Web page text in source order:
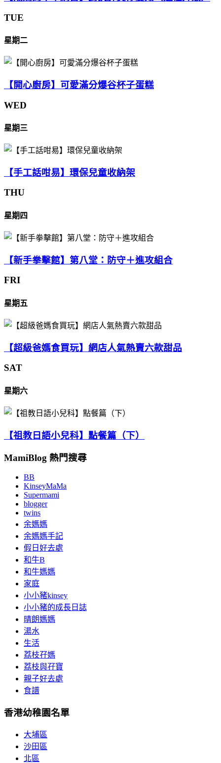
TUE
星期二
【開心廚房】可愛滿分爆谷杯子蛋糕
WED
星期三
【手工話咁易】環保兒童收納架
THU
星期四
【新手拳擊館】第八堂：防守＋進攻組合
FRI
星期五
【超級爸媽食買玩】網店人氣熱賣六款甜品
SAT
星期六
【祖教日語小兒科】點餐篇（下）
MamiBlog 熱門搜尋
BB
KinseyMaMa
Supermami
blogger
twins
余媽媽
余媽媽手記
假日好去處
和牛B
和牛媽媽
家庭
小小豬kinsey
小小豬的成長日誌
晴朗媽媽
湯水
生活
荔枝孖媽
荔枝與孖寶
親子好去處
食譜
香港幼稚園名單
大埔區
沙田區
北區